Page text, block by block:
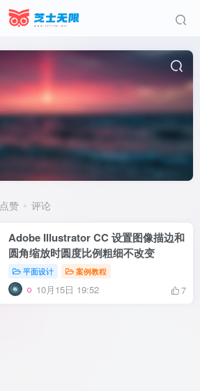
点赞 评论
Adobe Illustrator CC 设置图像描边和
圆角缩放时圆度比例粗细不改变
平面设计 案例教程
10月15日 19:52 7